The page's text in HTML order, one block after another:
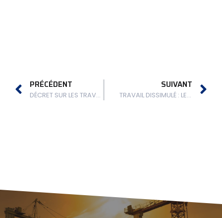
PRÉCÉDENT
DÉCRET SUR LES TRAVAILLEURS DÉTACHÉS : PARIS
SUIVANT
TRAVAIL DISSIMULÉ : LES MICRO-ENTREPRENEURS DANS LE VISEUR DE L’ADMINISTRATION